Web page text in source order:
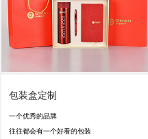
包装盒定制
一个优秀的品牌
往往都会有一个好看的包装